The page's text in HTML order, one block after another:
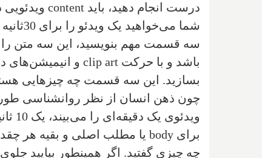
درست انجام دهید، باید content
شما می‌خواهید یک ویدئو را برای 30ثانیه تبلیغاتی یا
سه قسمت مهم بنویسید، این سه متن را
باشد و با حرکت clip art و انیمیشن‌های
بسازید. این سه قسمت چه چیزهایی
چون ذهن انسان از نظر روانشناسی
ویدئوی یک دقیقه‌ای را می‌بیند، یک 10 ثانیه می‌خواهد برای
برای body
چه چیزی گفتید. اگر همینطور بیایید